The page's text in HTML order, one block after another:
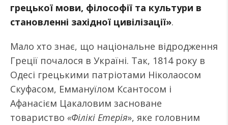
грецької мови, філософії та культури в
становленні західної цивілізації».
Мало хто знає, що національне відродження
Греції почалося в Україні. Так, 1814 року в
Одесі грецькими патріотами Ніколаосом
Скуфасом, Еммануїлом Ксантосом і
Афанасієм Цакаловим засноване
товариство «Філікі Етерія», яке головним